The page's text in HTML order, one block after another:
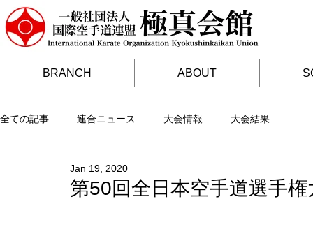
BRANCH ABOUT
全ての記事 連合ニュース 大会情報 大会結果
第50回全日本空手道選手権
Jan 19, 2020